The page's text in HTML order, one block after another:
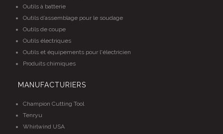
Outils à batterie
Outils d’assemblage pour le soudage
Outils de coupe
Outils électriques
Outils et équipements pour l'électricien
Produits chimiques
MANUFACTURIERS
Champion Cutting Tool
Tenryu
Whirlwind USA